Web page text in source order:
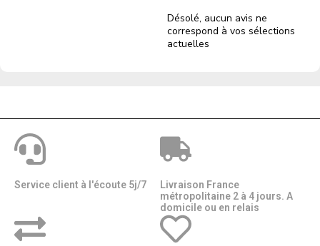
Désolé, aucun avis ne
correspond à vos sélections
actuelles
Service client à l'écoute 5j/7
Livraison France
métropolitaine 2 à 4 jours. A
domicile ou en relais​​